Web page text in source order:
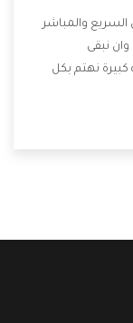
والمباشر
نبقى
نهتم بكل
تكون من أهم